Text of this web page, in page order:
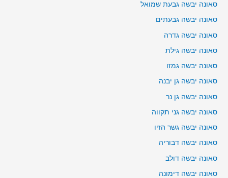
סאונה יבשה גבעת שמואל
סאונה יבשה גבעתים
סאונה יבשה גדרה
סאונה יבשה גילת
סאונה יבשה גמזו
סאונה יבשה גן יבנה
סאונה יבשה גן נר
סאונה יבשה גני תקווה
סאונה יבשה גשר הזיו
סאונה יבשה דבוריה
סאונה יבשה דולב
סאונה יבשה דימונה